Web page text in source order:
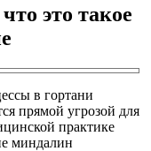
это такое
в гортани
прямой угрозой для
практике
миндалин